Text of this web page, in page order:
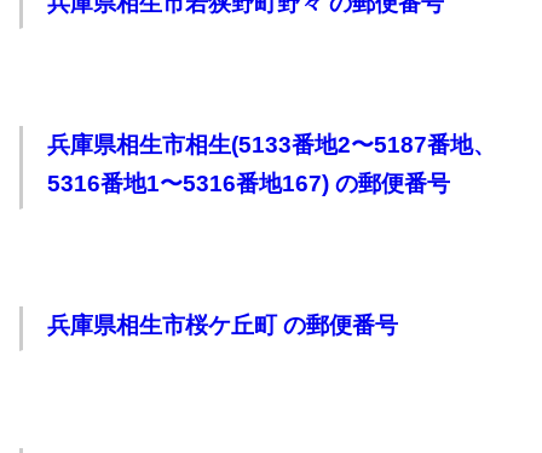
兵庫県相生市相生(5133番地2〜5187番地、
5316番地1〜5316番地167) の郵便番号
兵庫県相生市桜ケ丘町 の郵便番号